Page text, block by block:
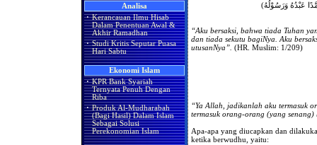
Analisa
· Kerancauan Ilmu Hisab
Dalam Penentuan Awal &
Akhir Ramadhan
· Studi Kritis Seputar Puasa
Hari Sabtu
Ekonomi Islam
· KPR Bank Syariah
Ternyata Penuh Dengan
Riba
· Produk Al-Mudharabah
(Bagi Hasil) Dalam Islam
Sebagai Solusi
Perekonomian Islam
عَبْدُهُ وَرَسُوْلُهُ)
“Aku bersaksi, bahwa tiada Tuhan
dan tiada sekutu bagiNya. Aku
utusanNya”. (HR. Muslim: 1/209)
“Ya Allah, jadikanlah aku termasuk
termasuk orang-orang (yang senang)
Apa-apa yang diucapkan dan
ketika berwudhu, yaitu: